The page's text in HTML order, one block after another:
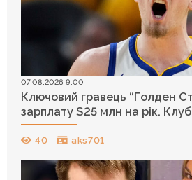
07.08.2026 9:00
Ключовий гравець “Голден
зарплату $25 млн на рік.
40 aks701